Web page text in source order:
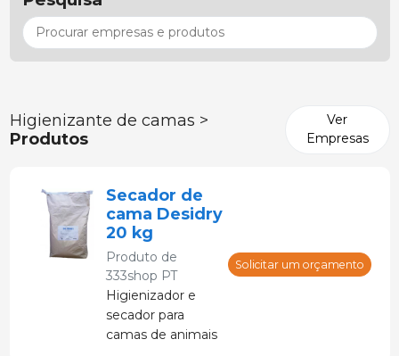
Higienizante de camas >
Produtos
Ver
Empresas
Secador de
cama Desidry
20 kg
Produto de
333shop PT
Higienizador e
secador para
camas de animais
Solicitar um orçamento